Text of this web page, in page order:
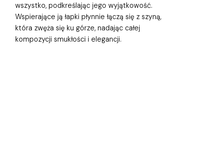
wszystko, podkreślając jego wyjątkowość.
Wspierające ją łapki płynnie łączą się z szyną,
która zwęża się ku górze, nadając całej
kompozycji smukłości i elegancji.